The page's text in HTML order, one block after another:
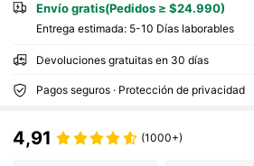
Envío gratis(Pedidos ≥ $24.990)
Entrega estimada: 5-10 Días laborables
Devoluciones gratuitas en 30 días
Pagos seguros · Protección de privacidad
4,91 (1000+)